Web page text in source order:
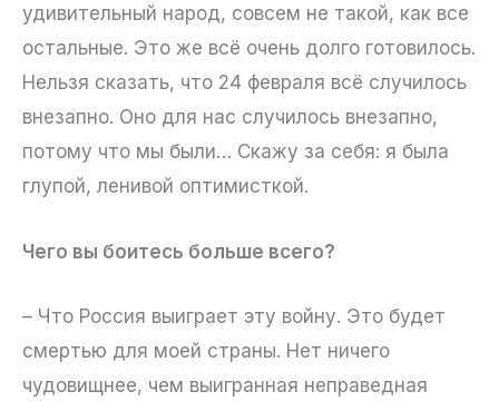
удивительный народ, совсем не такой, как все
остальные. Это же всё очень долго готовилось.
Нельзя сказать, что 24 февраля всё случилось
внезапно. Оно для нас случилось внезапно,
потому что мы были… Скажу за себя: я была
глупой, ленивой оптимисткой.
Чего вы боитесь больше всего?
– Что Россия выиграет эту войну. Это будет
смертью для моей страны. Нет ничего
чудовищнее, чем выигранная неправедная